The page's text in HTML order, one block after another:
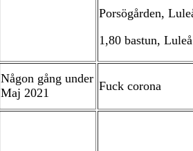
Porsögården,
1,80 bastun, Luleå
Någon gång under
Maj 2021
Fuck corona